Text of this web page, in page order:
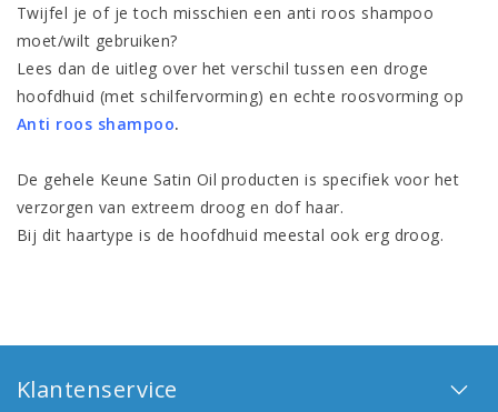
Twijfel je of je toch misschien een anti roos shampoo
moet/wilt gebruiken?
Lees dan de uitleg over het verschil tussen een droge
hoofdhuid (met schilfervorming) en echte roosvorming op
Anti roos shampoo.
De gehele Keune Satin Oil producten is specifiek voor het
verzorgen van extreem droog en dof haar.
Bij dit haartype is de hoofdhuid meestal ook erg droog.
Klantenservice